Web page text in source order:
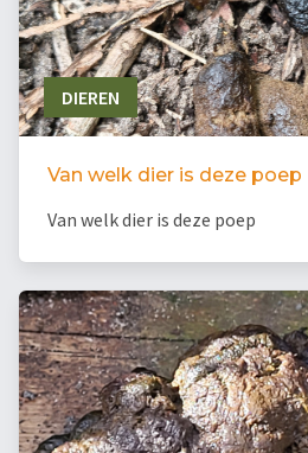
DIEREN
Van welk dier is deze poep
Van welk dier is deze poep